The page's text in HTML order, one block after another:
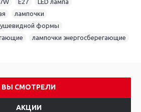
лампочки
формы
лампочки энергосберегающие
ВЫ СМОТРЕЛИ
АКЦИИ